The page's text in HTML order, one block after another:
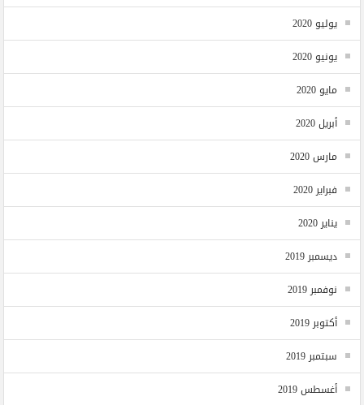
يوليو 2020
يونيو 2020
مايو 2020
أبريل 2020
مارس 2020
فبراير 2020
يناير 2020
ديسمبر 2019
نوفمبر 2019
أكتوبر 2019
سبتمبر 2019
أغسطس 2019